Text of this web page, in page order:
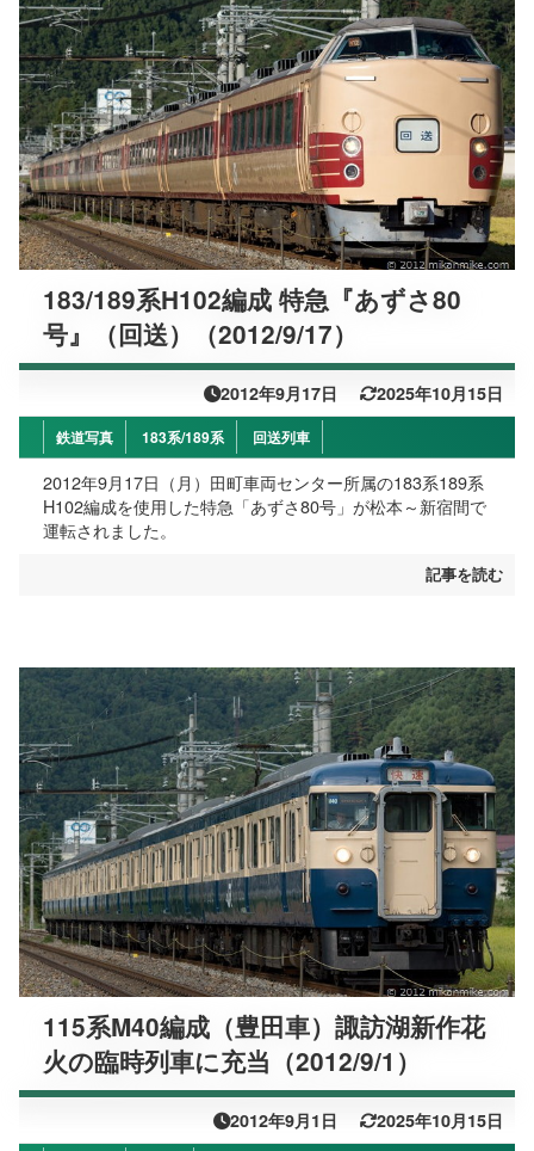
183/189系H102編成 特急『あずさ80
号』（回送）（2012/9/17）
2012年9月17日 2025年10月15日
鉄道写真 183系/189系 回送列車
2012年9月17日（月）田町車両センター所属の183系189系
H102編成を使用した特急「あずさ80号」が松本～新宿間で
運転されました。
記事を読む
115系M40編成（豊田車）諏訪湖新作花
火の臨時列車に充当（2012/9/1）
2012年9月1日 2025年10月15日